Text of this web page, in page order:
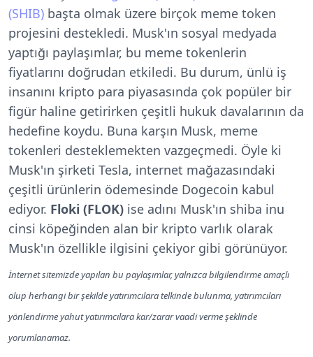
(SHIB) başta olmak üzere birçok meme token
projesini destekledi. Musk'ın sosyal medyada
yaptığı paylaşımlar, bu meme tokenlerin
fiyatlarını doğrudan etkiledi. Bu durum, ünlü iş
insanını kripto para piyasasında çok popüler bir
figür haline getirirken çeşitli hukuk davalarının da
hedefine koydu. Buna karşın Musk, meme
tokenleri desteklemekten vazgeçmedi. Öyle ki
Musk'ın şirketi Tesla, internet mağazasındaki
çeşitli ürünlerin ödemesinde Dogecoin kabul
ediyor. Floki (FLOK) ise adını Musk'ın shiba inu
cinsi köpeğinden alan bir kripto varlık olarak
Musk'ın özellikle ilgisini çekiyor gibi görünüyor.
İnternet sitemizde yapılan bu paylaşımlar, yalnızca bilgilendirme amaçlı
olup herhangi bir şekilde yatırımcılara telkinde bulunma, yatırımcıları
yönlendirme yahut yatırımcılara kar/zarar vaadi verme şeklinde
yorumlanamaz.